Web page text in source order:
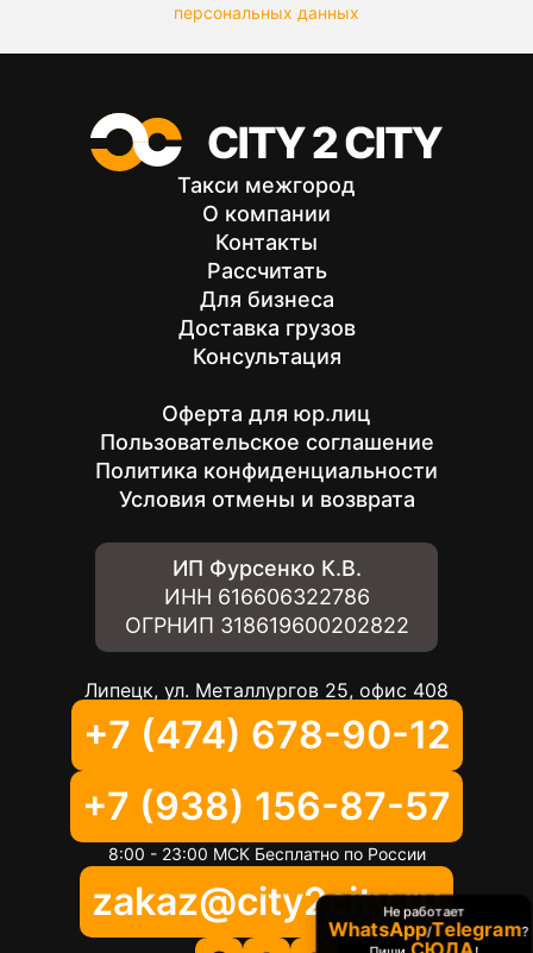
персональных данных
Такси межгород
О компании
Контакты
Рассчитать
Для бизнеса
Доставка грузов
Консультация
Оферта для юр.лиц
Пользовательское соглашение
Политика конфиденциальности
Условия отмены и возврата
ИП Фурсенко К.В.
ИНН 616606322786
ОГРНИП 318619600202822
Липецк, ул. Металлургов 25, офис 408
+7 (474) 678-90-12
+7 (938) 156-87-57
8:00 - 23:00 МСК Бесплатно по России
zakaz@city2city.ru
Не работает
WhatsApp/Telegram?